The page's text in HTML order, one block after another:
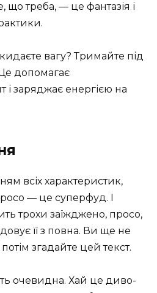
що треба, — це фантазія і
вагу? Тримайте під
допомагає
і заряджає енергією на
всіх характеристик,
— це суперфуд. І
трохи заїжджено, просо,
її з повна. Ви ще не
згадайте цей текст.
очевидна. Хай це диво-